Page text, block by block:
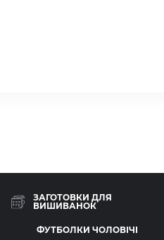
ЗАГОТОВКИ ДЛЯ
ВИШИВАНОК
ФУТБОЛКИ ЧОЛОВІЧІ